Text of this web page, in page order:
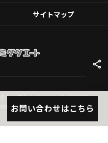
お問い合わせはこちら
サイトマップ
ツクヨミクリエート ALL RIGHTS